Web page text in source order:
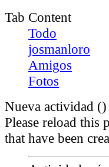
Tab Content
Todo
josmanloro
Amigos
Fotos
Nueva actividad ()
Please reload this
that have been